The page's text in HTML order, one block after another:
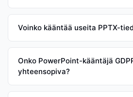
Voinko kääntää useita PPTX-
Onko PowerPoint-kääntäjä
yhteensopiva?